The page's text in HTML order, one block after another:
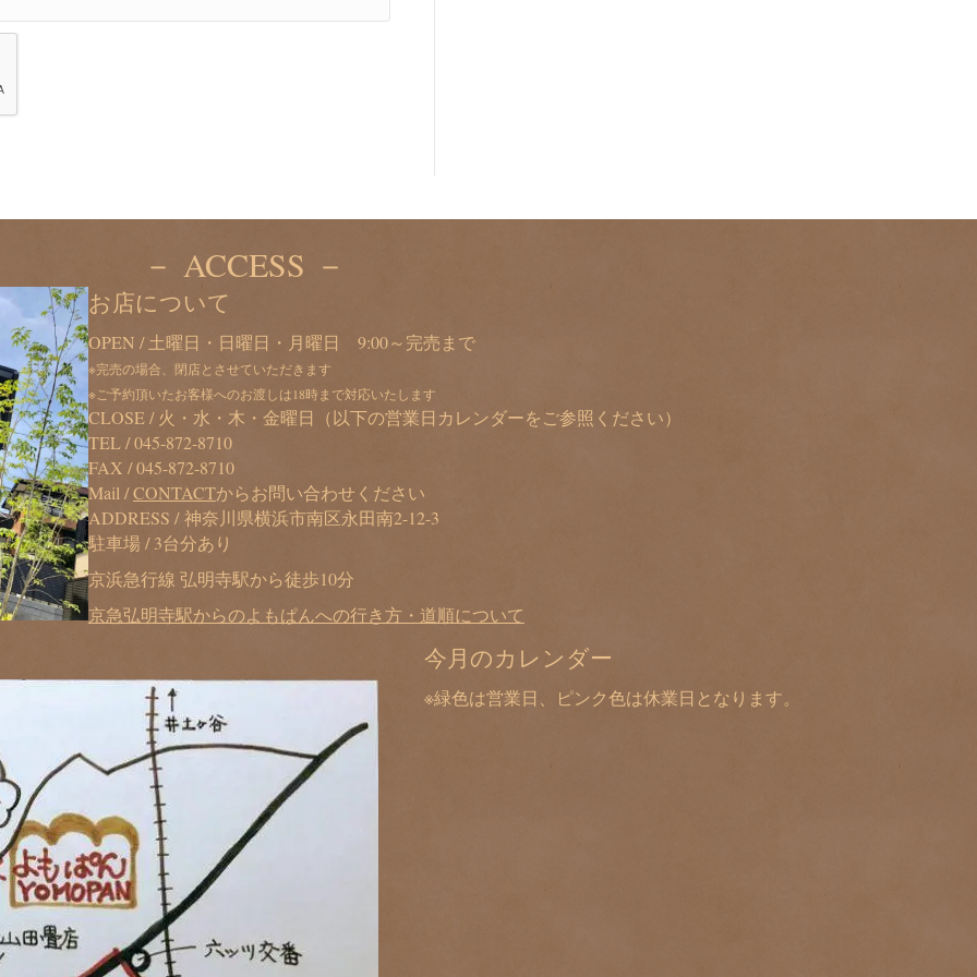
－ ACCESS －
お店について
OPEN / 土曜日・日曜日・月曜日 9:00～完売まで
※完売の場合、閉店とさせていただきます
※ご予約頂いたお客様へのお渡しは18時まで対応いたします
CLOSE / 火・水・木・金曜日（以下の営業日カレンダーをご参照ください）
TEL /045-872-8710
FAX / 045-872-8710
Mail /CONTACTからお問い合わせください
ADDRESS / 神奈川県横浜市南区永田南2-12-3
駐車場 / 3台分あり
京浜急行線 弘明寺駅から徒歩10分
京急弘明寺駅からのよもぱんへの行き方・道順について
今月のカレンダー
※緑色は営業日、ピンク色は休業日となります。